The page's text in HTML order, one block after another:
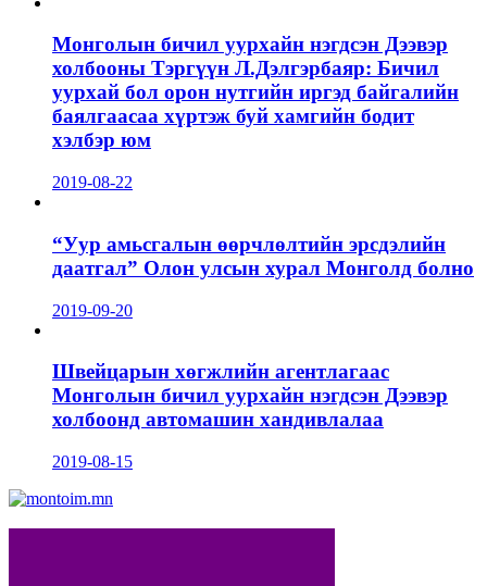
Монголын бичил уурхайн нэгдсэн Дээвэр
холбооны Тэргүүн Л.Дэлгэрбаяр: Бичил
уурхай бол орон нутгийн иргэд байгалийн
баялгаасаа хүртэж буй хамгийн бодит
хэлбэр юм
2019-08-22
“Уур амьсгалын өөрчлөлтийн эрсдэлийн
даатгал” Олон улсын хурал Монголд болно
2019-09-20
Швейцарын хөгжлийн агентлагаас
Монголын бичил уурхайн нэгдсэн Дээвэр
холбоонд автомашин хандивлалаа
2019-08-15